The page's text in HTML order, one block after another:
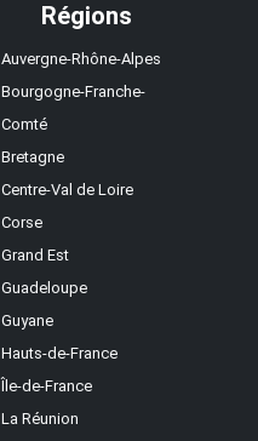
Régions
Auvergne-Rhône-Alpes
Bourgogne-Franche-
Comté
Bretagne
Centre-Val de Loire
Corse
Grand Est
Guadeloupe
Guyane
Hauts-de-France
Île-de-France
La Réunion